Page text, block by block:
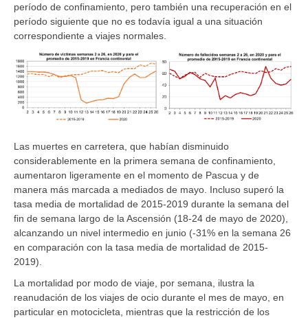
período de confinamiento, pero también una recuperación en el
período siguiente que no es todavía igual a una situación
correspondiente a viajes normales.
Las muertes en carretera, que habían disminuido
considerablemente en la primera semana de confinamiento,
aumentaron ligeramente en el momento de Pascua y de
manera más marcada a mediados de mayo. Incluso superó la
tasa media de mortalidad de 2015-2019 durante la semana del
fin de semana largo de la Ascensión (18-24 de mayo de 2020),
alcanzando un nivel intermedio en junio (-31% en la semana 26
en comparación con la tasa media de mortalidad de 2015-
2019).
La mortalidad por modo de viaje, por semana, ilustra la
reanudación de los viajes de ocio durante el mes de mayo, en
particular en motocicleta, mientras que la restricción de los